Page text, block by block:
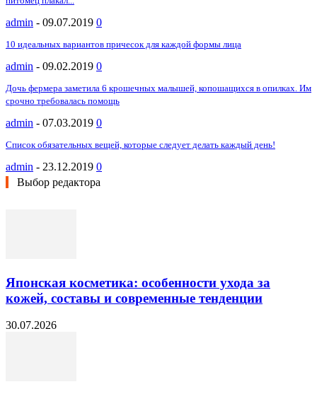
admin - 09.07.2019 0
10 идеальных вариантов причесок для каждой формы лица
admin - 09.02.2019 0
Дочь фермера заметила 6 крошечных малышей, копошащихся в опилках. Им
срочно требовалась помощь
admin - 07.03.2019 0
Список обязательных вещей, которые следует делать каждый день!
admin - 23.12.2019 0
Выбор редактора
Японская косметика: особенности ухода за
кожей, составы и современные тенденции
30.07.2026